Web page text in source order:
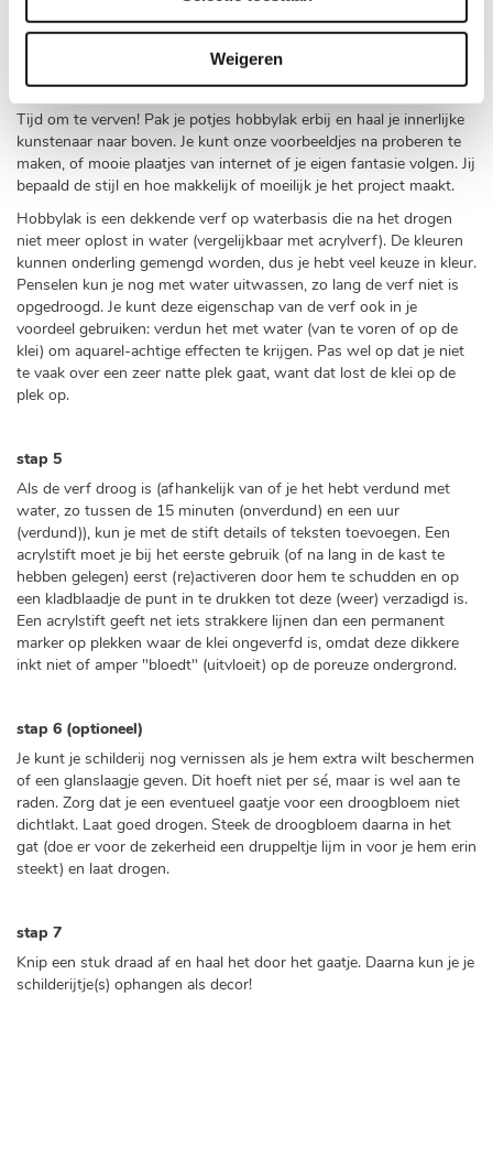
Weigeren
momenten vermijdt, want dan kan de klei scheuren.
stap 4
Tijd om te verven! Pak je potjes hobbylak erbij en haal je innerlijke
kunstenaar naar boven. Je kunt onze voorbeeldjes na proberen te
maken, of mooie plaatjes van internet of je eigen fantasie volgen. Jij
bepaald de stijl en hoe makkelijk of moeilijk je het project maakt.
Hobbylak is een dekkende verf op waterbasis die na het drogen
niet meer oplost in water (vergelijkbaar met acrylverf). De kleuren
kunnen onderling gemengd worden, dus je hebt veel keuze in kleur.
Penselen kun je nog met water uitwassen, zo lang de verf niet is
opgedroogd. Je kunt deze eigenschap van de verf ook in je
voordeel gebruiken: verdun het met water (van te voren of op de
klei) om aquarel-achtige effecten te krijgen. Pas wel op dat je niet
te vaak over een zeer natte plek gaat, want dat lost de klei op de
plek op.
stap 5
Als de verf droog is (afhankelijk van of je het hebt verdund met
water, zo tussen de 15 minuten (onverdund) en een uur
(verdund)), kun je met de stift details of teksten toevoegen. Een
acrylstift moet je bij het eerste gebruik (of na lang in de kast te
hebben gelegen) eerst (re)activeren door hem te schudden en op
een kladblaadje de punt in te drukken tot deze (weer) verzadigd is.
Een acrylstift geeft net iets strakkere lijnen dan een permanent
marker op plekken waar de klei ongeverfd is, omdat deze dikkere
inkt niet of amper "bloedt" (uitvloeit) op de poreuze ondergrond.
stap 6 (optioneel)
Je kunt je schilderij nog vernissen als je hem extra wilt beschermen
of een glanslaagje geven. Dit hoeft niet per sé, maar is wel aan te
raden. Zorg dat je een eventueel gaatje voor een droogbloem niet
dichtlakt. Laat goed drogen. Steek de droogbloem daarna in het
gat (doe er voor de zekerheid een druppeltje lijm in voor je hem erin
steekt) en laat drogen.
stap 7
Knip een stuk draad af en haal het door het gaatje. Daarna kun je je
schilderijtje(s) ophangen als decor!